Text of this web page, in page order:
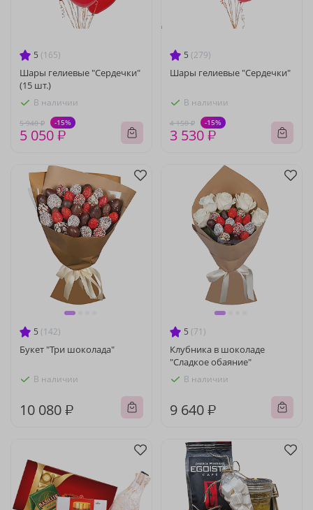
5 (165)
Шары гелиевые "Сердечки"
(15 шт.)
В наличии
5 940 ₽ -15%
5 050 ₽
5 (279)
Шары гелиевые "Сердечки"
В наличии
4 150 ₽ -15%
3 530 ₽
5 (142)
Букет "Три шоколада"
В наличии
10 080 ₽
5 (71)
Клубника в шоколаде
"Сладкое обаяние"
В наличии
9 640 ₽